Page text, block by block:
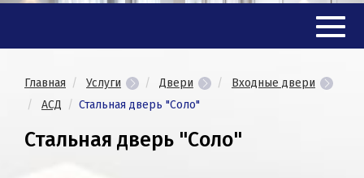
Главная Услуги Двери
Входные двери
АСД
Стальная дверь "Соло"
Стальная дверь "Соло"